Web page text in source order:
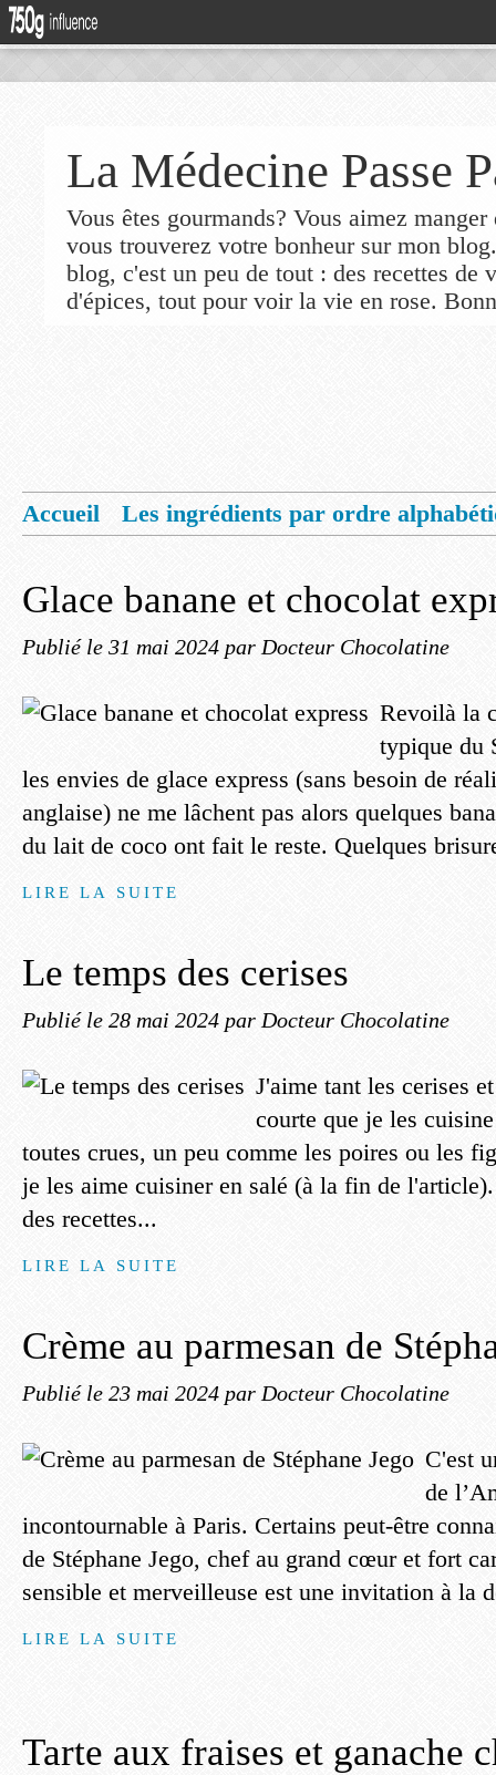
La Médecine Passe
Vous êtes gourmands? Vous aimez
vous trouverez votre bonheur sur mon
blog, c'est un peu de tout : des recettes de
d'épices, tout pour voir la vie en rose.
Accueil
Les ingrédients par ordre
Glace banane et chocolat
Publié le 31 mai 2024 par Docteur Chocolatine
Revoilà la
typique du
les envies de glace express (sans besoin de
anglaise) ne me lâchent pas alors quelques
du lait de coco ont fait le reste. Quelques
LIRE LA SUITE
Le temps des cerises
Publié le 28 mai 2024 par Docteur Chocolatine
J'aime tant les cerises
courte que je les
toutes crues, un peu comme les poires ou les
je les aime cuisiner en salé (à la fin de
des recettes...
LIRE LA SUITE
Crème au parmesan de
Publié le 23 mai 2024 par Docteur Chocolatine
C'est
de
incontournable à Paris. Certains peut-être
de Stéphane Jego, chef au grand cœur et fort
sensible et merveilleuse est une invitation à la
LIRE LA SUITE
Tarte aux fraises et ganache